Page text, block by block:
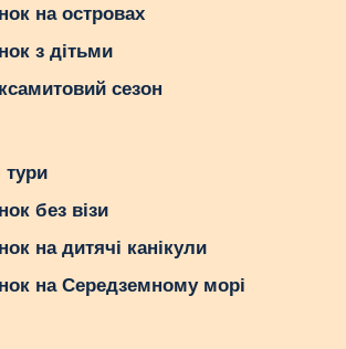
лагуною.
біля берегів Бодрума та
Лікійською стежкою
час для поїздки
– червень, вересень –
відпочинку без виснажливої
на островах
з дітьми
сезон
тури
без візи
на дитячі канікули
на Середземному морі